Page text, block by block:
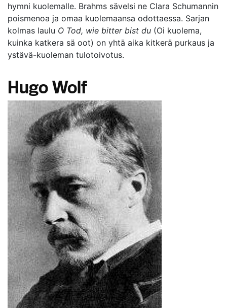
hymni kuolemalle. Brahms sävelsi ne Clara Schumannin
poismenoa ja omaa kuolemaansa odottaessa. Sarjan
kolmas laulu O Tod, wie bitter bist du (Oi kuolema,
kuinka katkera sä oot) on yhtä aika kitkerä purkaus ja
ystävä-kuoleman tulotoivotus.
Hugo Wolf